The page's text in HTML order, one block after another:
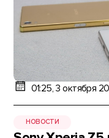
01:25, 3 октября
НОВОСТИ